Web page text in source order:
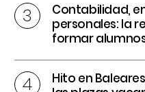
Contabilidad,
personales: la
formar
Hito en